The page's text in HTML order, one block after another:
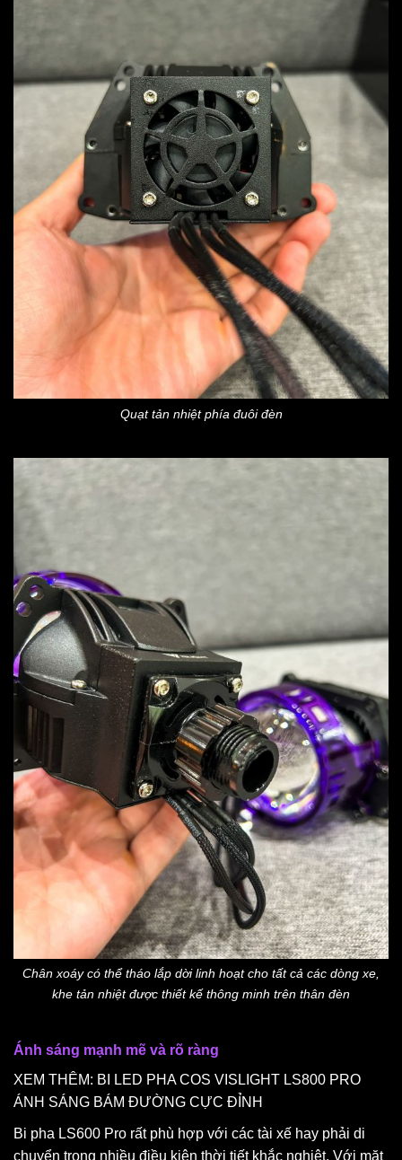
Quạt tản nhiệt phía đuôi đèn
Chân xoáy có thể tháo lắp dời linh hoạt cho tất cả các dòng xe,
khe tản nhiệt được thiết kế thông minh trên thân đèn
Ánh sáng mạnh mẽ và rõ ràng
XEM THÊM: BI LED PHA COS VISLIGHT LS800 PRO
ÁNH SÁNG BÁM ĐƯỜNG CỰC ĐỈNH
Bi pha LS600 Pro rất phù hợp với các tài xế hay phải di
chuyển trong nhiều điều kiện thời tiết khắc nghiệt. Với mặt